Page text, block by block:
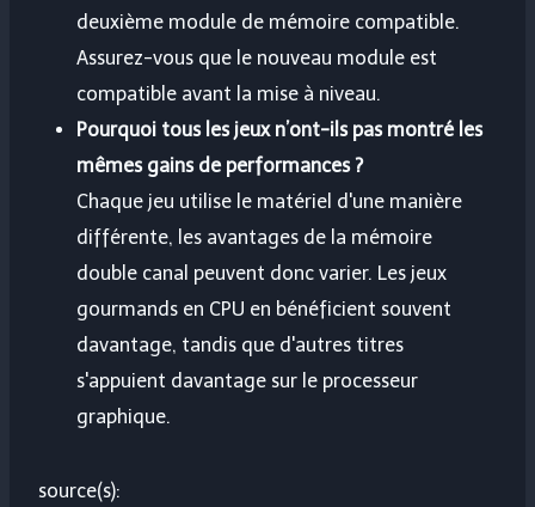
deuxième module de mémoire compatible.
Assurez-vous que le nouveau module est
compatible avant la mise à niveau.
Pourquoi tous les jeux n’ont-ils pas montré les
mêmes gains de performances ?
Chaque jeu utilise le matériel d'une manière
différente, les avantages de la mémoire
double canal peuvent donc varier. Les jeux
gourmands en CPU en bénéficient souvent
davantage, tandis que d'autres titres
s'appuient davantage sur le processeur
graphique.
source(s):